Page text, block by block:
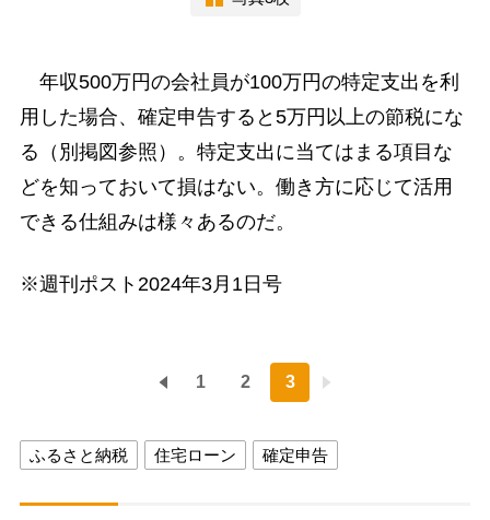
年収500万円の会社員が100万円の特定支出を利
用した場合、確定申告すると5万円以上の節税にな
る（別掲図参照）。特定支出に当てはまる項目な
どを知っておいて損はない。働き方に応じて活用
できる仕組みは様々あるのだ。
※週刊ポスト2024年3月1日号
1 2 3
ふるさと納税 住宅ローン 確定申告